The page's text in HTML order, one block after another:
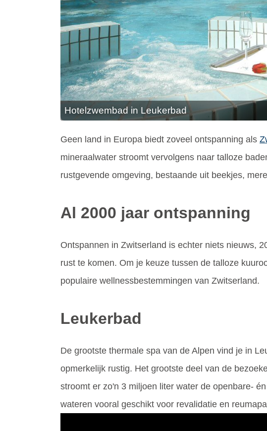
Hotelzwembad in Leukerbad
Geen land in Europa biedt zoveel ontspanning als
mineraalwater stroomt vervolgens naar talloze
rustgevende omgeving, bestaande uit beekjes,
Al 2000 jaar ontspanning
Ontspannen in Zwitserland is echter niets nieuws,
rust te komen. Om je keuze tussen de talloze
populaire wellnessbestemmingen van Zwitserland.
Leukerbad
De grootste thermale spa van de Alpen vind je in
opmerkelijk rustig. Het grootste deel van de
stroomt er zo'n 3 miljoen liter water de openbare-
wateren vooral geschikt voor revalidatie en